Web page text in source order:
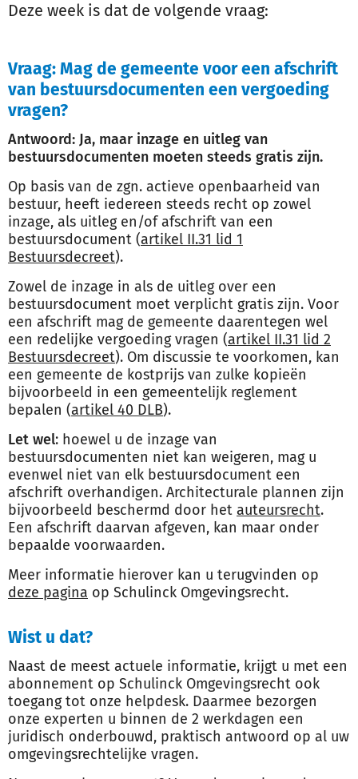
Deze week is dat de volgende vraag:
Vraag: Mag de gemeente voor een afschrift
van bestuursdocumenten een vergoeding
vragen?
Antwoord: Ja, maar inzage en uitleg van
bestuursdocumenten moeten steeds gratis zijn.
Op basis van de zgn. actieve openbaarheid van
bestuur, heeft iedereen steeds recht op zowel
inzage, als uitleg en/of afschrift van een
bestuursdocument (artikel II.31 lid 1
Bestuursdecreet).
Zowel de inzage in als de uitleg over een
bestuursdocument moet verplicht gratis zijn. Voor
een afschrift mag de gemeente daarentegen wel
een redelijke vergoeding vragen (artikel II.31 lid 2
Bestuursdecreet). Om discussie te voorkomen, kan
een gemeente de kostprijs van zulke kopieën
bijvoorbeeld in een gemeentelijk reglement
bepalen (artikel 40 DLB).
Let wel: hoewel u de inzage van
bestuursdocumenten niet kan weigeren, mag u
evenwel niet van elk bestuursdocument een
afschrift overhandigen. Architecturale plannen zijn
bijvoorbeeld beschermd door het auteursrecht.
Een afschrift daarvan afgeven, kan maar onder
bepaalde voorwaarden.
Meer informatie hierover kan u terugvinden op
deze pagina op Schulinck Omgevingsrecht.
Wist u dat?
Naast de meest actuele informatie, krijgt u met een
abonnement op Schulinck Omgevingsrecht ook
toegang tot onze helpdesk. Daarmee bezorgen
onze experten u binnen de 2 werkdagen een
juridisch onderbouwd, praktisch antwoord op al uw
omgevingsrechtelijke vragen.